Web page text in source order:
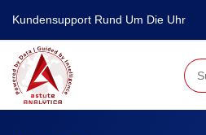
Kundensupport Rund Um Die Uhr